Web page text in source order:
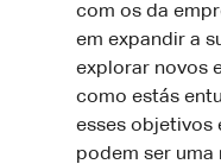
com os da
em expandir a
explorar novos
como estás
esses objetivos
podem ser uma